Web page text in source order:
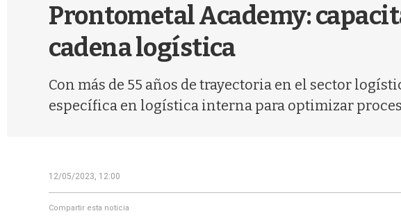
Prontometal Academy:
cadena logística
Con más de 55 años de trayectoria en el sector
específica en logística interna para optimizar
12/05/2023, 12:00
Compartir esta noticia